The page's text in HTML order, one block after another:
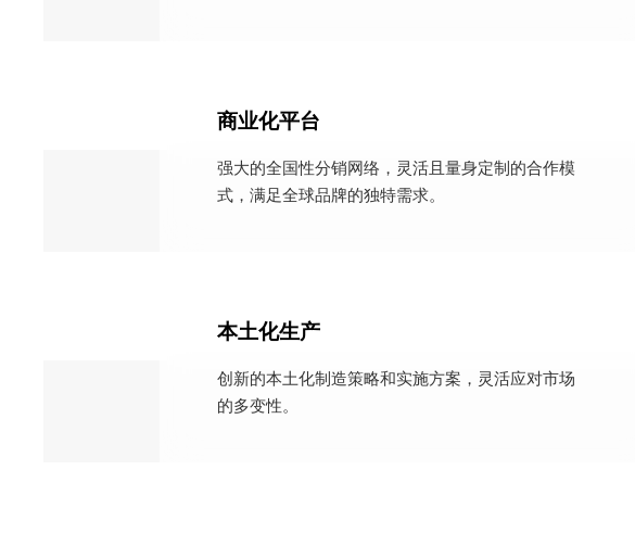
商业化平台
强大的全国性分销网络，灵活且量身定制的合作模
式，满足全球品牌的独特需求。
本土化生产
创新的本土化制造策略和实施方案，灵活应对市场
的多变性。